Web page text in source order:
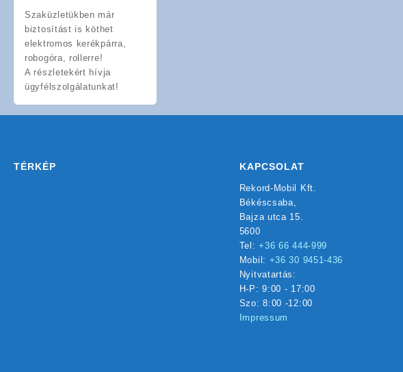
Szaküzletükben már
biztosítást is köthet
elektromos kerékpárra,
robogóra, rollerre!
A részletekért hívja
ügyfélszolgálatunkat!
TÉRKÉP KAPCSOLAT
Rekord-Mobil Kft.
Békéscsaba,
Bajza utca 15.
5600
Tel:+36 66 444-999
Mobil: +36 30 9451-436
Nyitvatartás:
H-P: 9:00 - 17:00
Szo: 8:00 -12:00
Impressum